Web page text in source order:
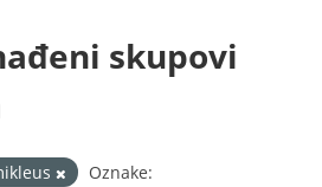
skupovi
Oznake: